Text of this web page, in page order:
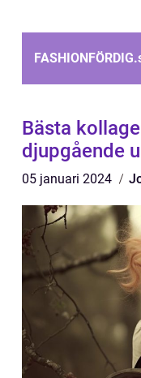
FASHIONFÖRDIG.
Bästa
djupgående
05 januari 2024